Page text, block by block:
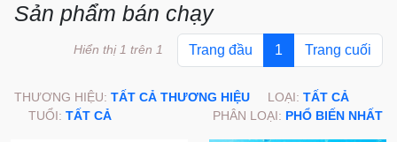
Sản phẩm bán chạy
Trang đầu 1 Trang cuối
Hiển thị 1 trên 1
THƯƠNG HIỆU: TẤT CẢ THƯƠNG HIỆU LOẠI: TẤT CẢ
TUỔI: TẤT CẢ PHÂN LOẠI: PHỔ BIẾN NHẤT